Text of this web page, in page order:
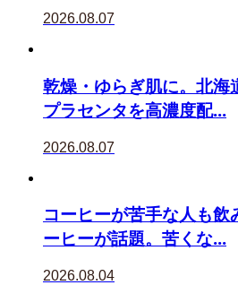
2026.08.07
乾燥・ゆらぎ肌に。北海
プラセンタを高濃度配...
2026.08.07
コーヒーが苦手な人も飲
ーヒーが話題。苦くな...
2026.08.04